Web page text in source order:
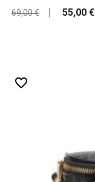
69,00 € 55,00 €
favorite_border